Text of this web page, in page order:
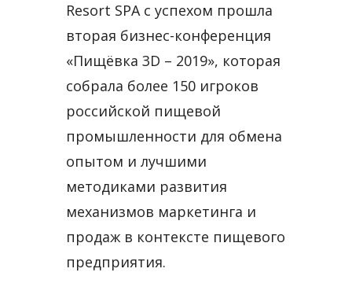
Resort SPA с успехом прошла
вторая бизнес-конференция
«Пищёвка 3D – 2019», которая
собрала более 150 игроков
российской пищевой
промышленности для обмена
опытом и лучшими
методиками развития
механизмов маркетинга и
продаж в контексте пищевого
предприятия.